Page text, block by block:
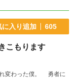
に入り追加 605
こもります
変わった僕。 勇者に